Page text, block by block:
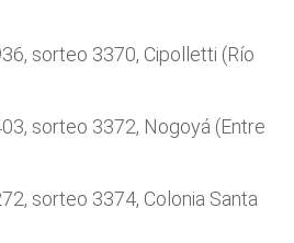
sorteo 3370, Cipolletti (Río
sorteo 3372, Nogoyá (Entre
sorteo 3374, Colonia Santa